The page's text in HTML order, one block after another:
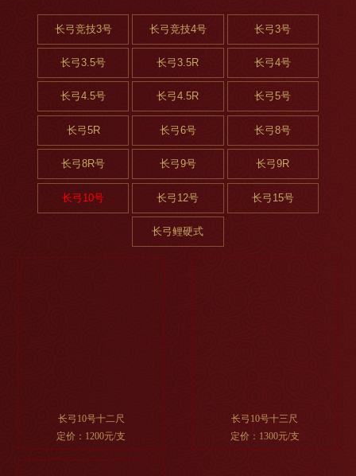
长弓竞技3号 长弓竞技4号 长弓3号
长弓3.5号 长弓3.5R 长弓4号
长弓4.5号 长弓4.5R 长弓5号
长弓5R 长弓6号 长弓8号
长弓8R号 长弓9号 长弓9R
长弓10号 长弓12号 长弓15号
长弓鲤硬式
长弓10号十二尺
定价：1200元/支
长弓10号十三尺
定价：1300元/支